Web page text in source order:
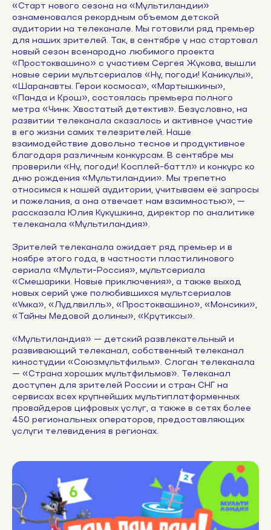
«Старт нового сезона на «Мультиландии»
ознаменовался рекордным объемом детской
аудитории на телеканале. Мы готовили ряд премьер
для наших зрителей. Так, в сентябре у нас стартовал
новый сезон всенародно любимого проекта
«Простоквашино» с участием Сергея Жукова, вышли
новые серии мультсериалов «Ну, погоди! Каникулы»,
«Шаранавты. Герои космоса», «Мартышкины»,
«Панда и Крош», состоялась премьера полного
метра «Чинк. Хвостатый детектив». Безусловно, на
развитии телеканала сказалось и активное участие
в его жизни самих телезрителей. Наше
взаимодействие довольно тесное и продуктивное
благодаря различным конкурсам. В сентябре мы
проверили «Ну, погоди! Косплей-баттл» и конкурс ко
дню рождения «Мультиландии». Мы трепетно
относимся к нашей аудитории, учитываем её запросы
и пожелания, а она отвечает нам взаимностью», —
рассказала Юлия Кукушкина, директор по аналитике
телеканала «Мультиландия».
Зрителей телеканала ожидает ряд премьер и в
ноябре этого года, в частности пластилинового
сериала «Мульти-Россия», мультсериала
«Смешарики. Новые приключения», а также выход
новых серий уже полюбившихся мультсериалов
«Умка», «Лудлвилль», «Простоквашино», «Монсики»,
«Тайны Медовой долины», «Крутиксы».
«Мультиландия» — детский развлекательный и
развивающий телеканал, собственный телеканал
киностудии «Союзмультфильм». Слоган телеканала
— «Cтрана хороших мультфильмов». Телеканал
доступен для зрителей России и стран СНГ на
сервисах всех крупнейших мультиплатформенных
провайдеров цифровых услуг, а также в сетях более
450 региональных операторов, предоставляющих
услуги телевидения в регионах.